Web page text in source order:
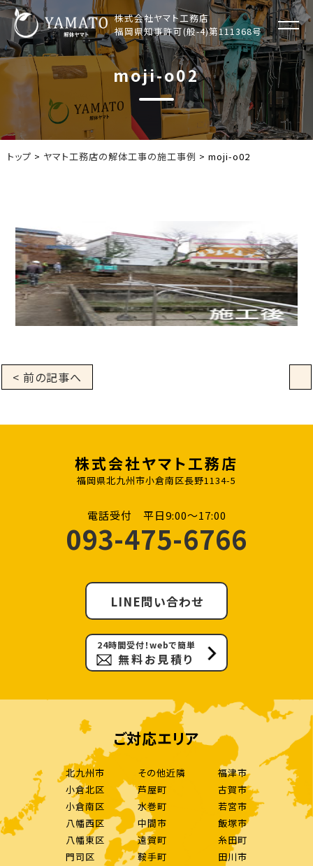
コ
テ
ン
ツ
ッ
プ
株式会社ヤマト工務店
福岡県知事許可(般-4)第111368号
moji-o02
トップ > ヤマト工務店の解体工事の施工事例 > moji-o02
< 前の記事へ
株式会社ヤマト工務店
福岡県北九州市小倉南区長野1134-5
電話受付 平日9:00〜17:00
093-475-6766
LINE問い合わせ
24時間受付！webで簡単
無料お見積り
ご対応エリア
北九州市
小倉北区
小倉南区
八幡西区
八幡東区
門司区
その他近隣
芦屋町
水巻町
中間市
遠賀町
鞍手町
福津市
古賀市
若宮市
飯塚市
糸田町
田川市